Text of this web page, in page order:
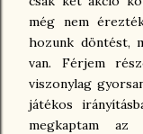
még nem
hozunk döntést,
van. Férjem
viszonylag
játékos
megkaptam